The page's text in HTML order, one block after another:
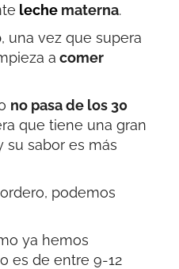
leche materna.
, una vez que supera
a comer
no pasa de los 30
que tiene una gran
su sabor es más
podemos
ya hemos
es de entre 9-12